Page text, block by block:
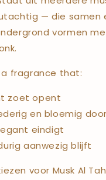
— die samen
vormen
a fragrance that:
zoet opent
en bloemig
eindigt
aanwezig blijft
voor Musk Al